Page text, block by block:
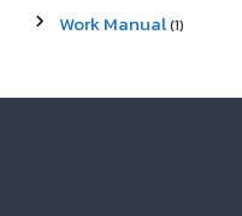
Work Manual(1)